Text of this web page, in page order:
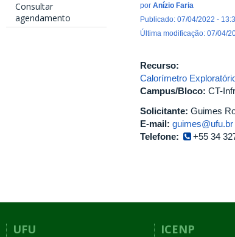
Consultar
agendamento
por Anízio Faria
Publicado: 07/04/2022 -
Última modificação: 07/04/
Recurso:
Calorímetro
Campus/Bloco: CT-
Solicitante: Guimes
E-mail: guimes@ufu.br
Telefone:
+55 34
UFU ICENP